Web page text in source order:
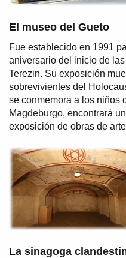
El museo del Gueto
Fue establecido en 1991
aniversario del inicio de
Terezin. Su exposición
sobrevivientes del
se conmemora a los niños
Magdeburgo, encontrará
exposición de obras de
La sinagoga